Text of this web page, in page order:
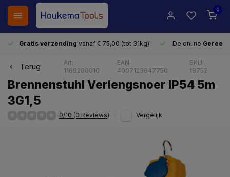
0
Gratis verzending vanaf € 75,00 (tot 31kg) De online
Terug
Art:
1169200010
EAN:
4007123647750
SKU:
19752
Brennenstuhl Verlengsnoer IP54 5m
3G1,5
0/10 (0 Reviews) Vergelijk